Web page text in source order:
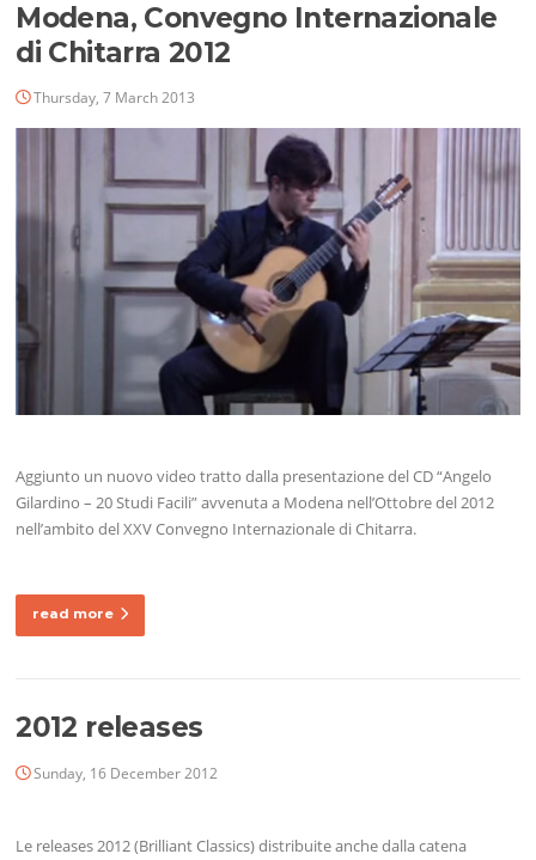
Modena, Convegno Internazionale
di Chitarra 2012
Thursday, 7 March 2013
Aggiunto un nuovo video tratto dalla presentazione del CD “Angelo
Gilardino – 20 Studi Facili” avvenuta a Modena nell’Ottobre del 2012
nell’ambito del XXV Convegno Internazionale di Chitarra.
read more
2012 releases
Sunday, 16 December 2012
Le releases 2012 (Brilliant Classics) distribuite anche dalla catena